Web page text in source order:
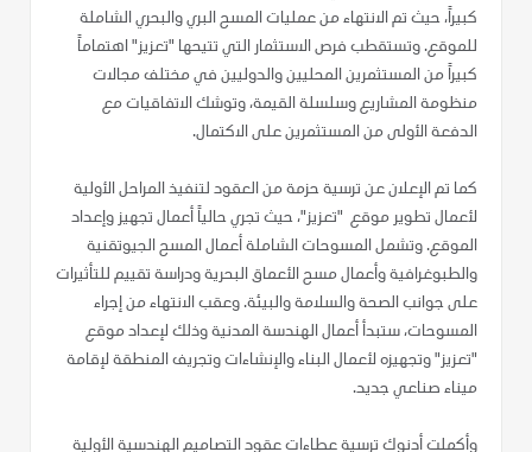
كبيراً، حيث تم الانتهاء من عمليات المسح البري والبحري الشاملة
للموقع. وتستقطب فرص الاستثمار التي تتيحها "تعزيز" اهتماماً
كبيراً من المستثمرين المحليين والدوليين في مختلف مجالات
منظومة المشاريع وسلسلة القيمة، وتوشك الاتفاقيات مع
الدفعة الأولى من المستثمرين على الاكتمال.
كما تم الإعلان عن ترسية حزمة من العقود لتنفيذ المراحل الأولية
لأعمال تطوير موقع "تعزيز"، حيث تجري حالياً أعمال تجهيز وإعداد
الموقع. وتشمل المسوحات الشاملة أعمال المسح الجيوتقنية
والطبوغرافية وأعمال مسح الأعماق البحرية ودراسة تقييم للتأثيرات
على جوانب الصحة والسلامة والبيئة. وعقب الانتهاء من إجراء
المسوحات، ستبدأ أعمال الهندسة المدنية وذلك لإعداد موقع
"تعزيز" وتجهيزه لأعمال البناء والإنشاءات وتجريف المنطقة لإقامة
ميناء صناعي جديد.
وأكملت أدنوك ترسية عطاءات عقود التصاميم الهندسية الأولية